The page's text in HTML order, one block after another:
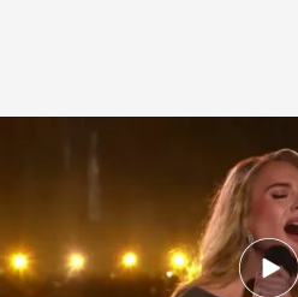
Adele celebra su vuelta a Europa con el
Redacción digital Noticias Cuatro
Europa Press
05 AGO 2024 - 19:13h.